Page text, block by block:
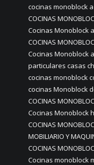
cocinas monoblock
COCINAS
Cocinas Monoblock
COCINAS
Cocinas Monoblock
particulares casas
cocinas monoblock
cocinas Monoblock
COCINAS
Cocinas Monoblock
COCINAS
MOBILIARIO Y
COCINAS
Cocinas monoblock